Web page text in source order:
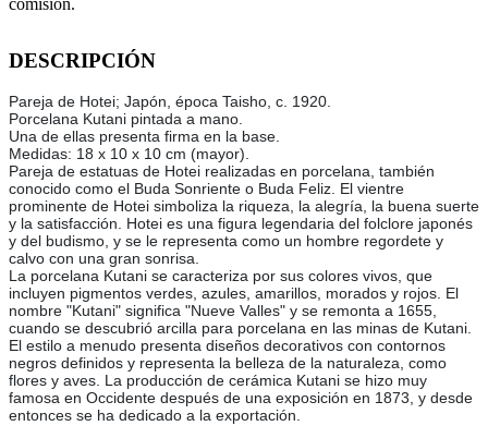
DESCRIPCIÓN
Pareja de Hotei; Japón, época Taisho, c. 1920.
Porcelana Kutani pintada a mano.
Una de ellas presenta firma en la base.
Medidas: 18 x 10 x 10 cm (mayor).
Pareja de estatuas de Hotei realizadas en porcelana, también
conocido como el Buda Sonriente o Buda Feliz. El vientre
prominente de Hotei simboliza la riqueza, la alegría, la buena suerte
y la satisfacción. Hotei es una figura legendaria del folclore japonés
y del budismo, y se le representa como un hombre regordete y
calvo con una gran sonrisa.
La porcelana Kutani se caracteriza por sus colores vivos, que
incluyen pigmentos verdes, azules, amarillos, morados y rojos. El
nombre "Kutani" significa "Nueve Valles" y se remonta a 1655,
cuando se descubrió arcilla para porcelana en las minas de Kutani.
El estilo a menudo presenta diseños decorativos con contornos
negros definidos y representa la belleza de la naturaleza, como
flores y aves. La producción de cerámica Kutani se hizo muy
famosa en Occidente después de una exposición en 1873, y desde
entonces se ha dedicado a la exportación.